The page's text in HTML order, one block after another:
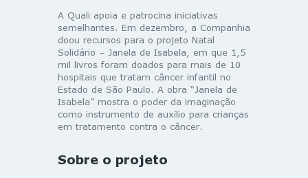
A Quali apoia e patrocina iniciativas
semelhantes. Em dezembro, a Companhia
doou recursos para o projeto Natal
Solidário – Janela de Isabela, em que 1,5
mil livros foram doados para mais de 10
hospitais que tratam câncer infantil no
Estado de São Paulo. A obra “Janela de
Isabela” mostra o poder da imaginação
como instrumento de auxílio para crianças
em tratamento contra o câncer.
Sobre o projeto